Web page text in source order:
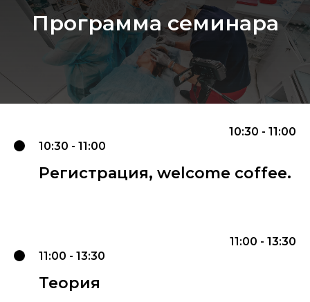
Программа семинара
10:30 - 11:00
10:30 - 11:00
Регистрация, welcome coffee.
11:00 - 13:30
11:00 - 13:30
Теория